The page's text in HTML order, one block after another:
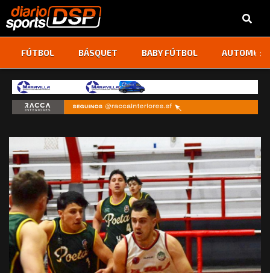
FÚTBOL BÁSQUET BABY FÚTBOL ‹ ›